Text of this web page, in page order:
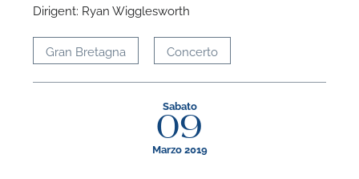
Dirigent: Ryan Wigglesworth
Gran Bretagna Concerto
Sabato
09
Marzo 2019